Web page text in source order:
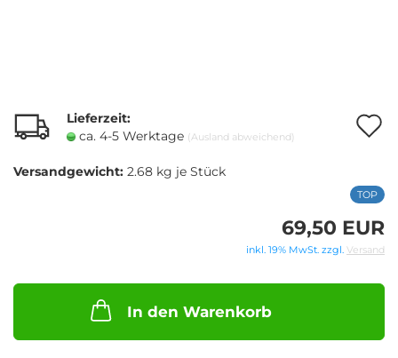
Lieferzeit:
ca. 4-5 Werktage (Ausland abweichend)
Versandgewicht: 2.68 kg je Stück
TOP
69,50 EUR
inkl. 19% MwSt. zzgl. Versand
In den Warenkorb